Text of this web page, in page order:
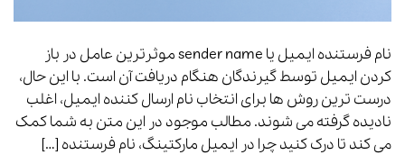
نام فرستنده ایمیل یا sender name موثرترین عامل در باز
کردن ایمیل توسط گیرندگان هنگام دریافت آن است. با این حال،
درست ترین روش ها برای انتخاب نام ارسال کننده ایمیل، اغلب
نادیده گرفته می شوند. مطالب موجود در این متن به شما کمک
می کند تا درک کنید چرا در ایمیل مارکتینگ، نام فرستنده […]